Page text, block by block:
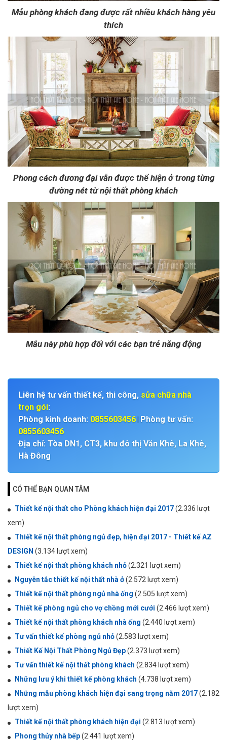
Mẫu phòng khách đang được rất nhiều khách hàng yêu
thích
Phong cách đương đại vẫn được thể hiện ở trong từng
đường nét từ nội thất phòng khách
Mẫu này phù hợp đối với các bạn trẻ năng động
Liên hệ tư vấn thiết kế, thi công, sửa chữa nhà
trọn gói:
Phòng kinh doanh: 0855603456| Phòng tư vấn:
0855603456
Địa chỉ: Tòa DN1, CT3, khu đô thị Văn Khê, La Khê,
Hà Đông
CÓ THỂ BẠN QUAN TÂM
Thiết kế nội thất cho Phòng khách hiện đại 2017(2.336 lượt
xem)
Thiết kế nội thất phòng ngủ đẹp, hiện đại 2017 - Thiết kế AZ
DESIGN (3.134 lượt xem)
Thiết kế nội thất phòng khách nhỏ(2.321 lượt xem)
Nguyên tắc thiết kế nội thất nhà ở(2.572 lượt xem)
Thiết kế nội thất phòng ngủ nhà ống (2.505 lượt xem)
Thiết kế phòng ngủ cho vợ chồng mới cưới (2.466 lượt xem)
Thiết kế nội thất phòng khách nhà ống (2.440 lượt xem)
Tư vấn thiết kế phòng ngủ nhỏ(2.583 lượt xem)
Thiết Kế Nội Thất Phòng Ngủ Đẹp(2.373 lượt xem)
Tư vấn thiết kế nội thất phòng khách (2.834 lượt xem)
Những lưu ý khi thiết kế phòng khách (4.738 lượt xem)
Những mẫu phòng khách hiện đại sang trọng năm 2017(2.182
lượt xem)
Thiết kế nội thất phòng khách hiện đại (2.813 lượt xem)
Phong thủy nhà bếp(2.441 lượt xem)